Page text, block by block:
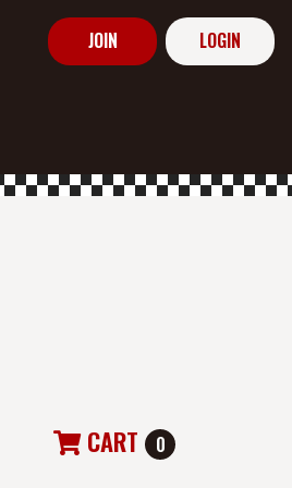
JOIN LOGIN
CART 0